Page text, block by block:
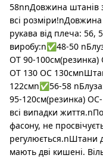
58nnДовжина штанів
всі
рукава від плеча: 56,
виробу:n✅48-50
ОТ 90-
ОТ 130 ОС
122смn✅56-58
95-120см(резинка)
всі випадки
фасону, не
регулюється.nШтани
мають дві кишені.